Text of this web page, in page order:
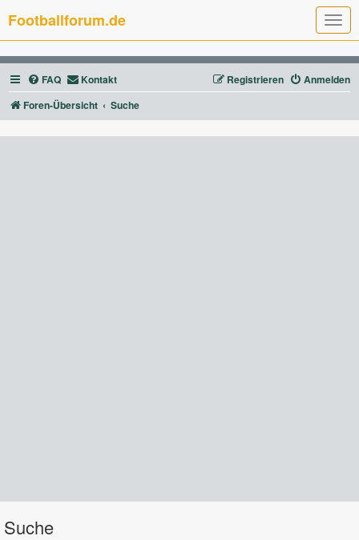
T
o
g
g
l
e
n
g
Footballforum.de
FAQ Kontakt Anmelden
Registrieren
Foren-Übersicht
Suche
Suche